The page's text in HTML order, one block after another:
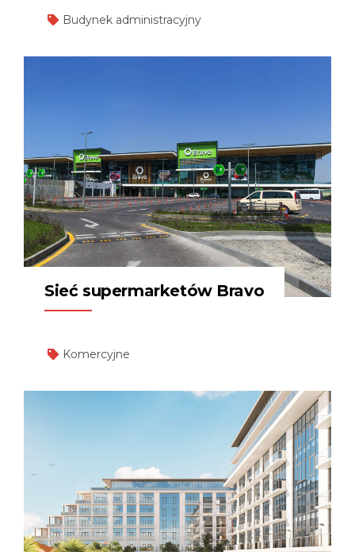
Budynek administracyjny
oraz zgodność z międzynarodowymi standardami.
infrastrukturalnego.
Komercyjne
Sieć supermarketów Bravo